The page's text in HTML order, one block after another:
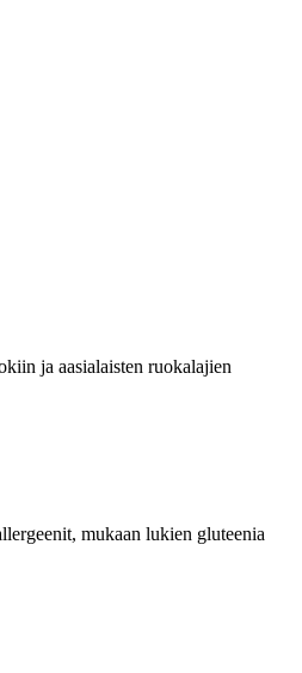
ja aasialaisten ruokalajien
mukaan lukien gluteenia